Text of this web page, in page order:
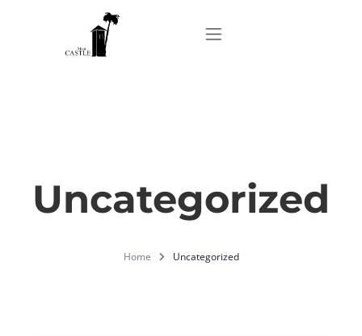
Apartments
Uncategorized
Home Uncategorized